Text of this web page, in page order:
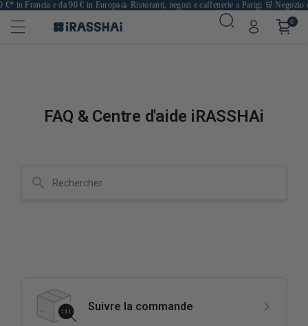
in Francia e da 90 € in Europa🍙 Ristoranti, negozi e caffetterie a Parigi🛒 Negozio
0